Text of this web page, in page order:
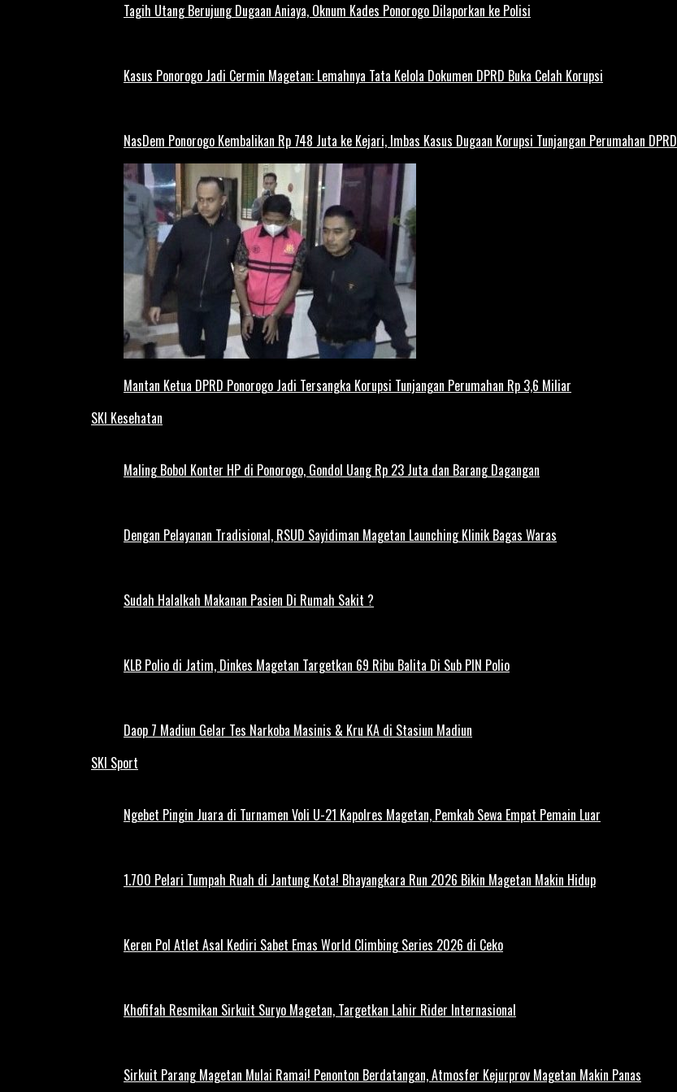
Tagih Utang Berujung Dugaan Aniaya, Oknum Kades Ponorogo Dilaporkan ke Polisi
Kasus Ponorogo Jadi Cermin Magetan: Lemahnya Tata Kelola Dokumen DPRD Buka Celah Korupsi
NasDem Ponorogo Kembalikan Rp 748 Juta ke Kejari, Imbas Kasus Dugaan Korupsi Tunjangan Perumahan DPRD
Mantan Ketua DPRD Ponorogo Jadi Tersangka Korupsi Tunjangan Perumahan Rp 3,6 Miliar
SKI Kesehatan
Maling Bobol Konter HP di Ponorogo, Gondol Uang Rp 23 Juta dan Barang Dagangan
Dengan Pelayanan Tradisional, RSUD Sayidiman Magetan Launching Klinik Bagas Waras
Sudah Halalkah Makanan Pasien Di Rumah Sakit ?
KLB Polio di Jatim, Dinkes Magetan Targetkan 69 Ribu Balita Di Sub PIN Polio
Daop 7 Madiun Gelar Tes Narkoba Masinis & Kru KA di Stasiun Madiun
SKI Sport
Ngebet Pingin Juara di Turnamen Voli U-21 Kapolres Magetan, Pemkab Sewa Empat Pemain Luar
1.700 Pelari Tumpah Ruah di Jantung Kota! Bhayangkara Run 2026 Bikin Magetan Makin Hidup
Keren Pol Atlet Asal Kediri Sabet Emas World Climbing Series 2026 di Ceko
Khofifah Resmikan Sirkuit Suryo Magetan, Targetkan Lahir Rider Internasional
Sirkuit Parang Magetan Mulai Ramai! Penonton Berdatangan, Atmosfer Kejurprov Magetan Makin Panas